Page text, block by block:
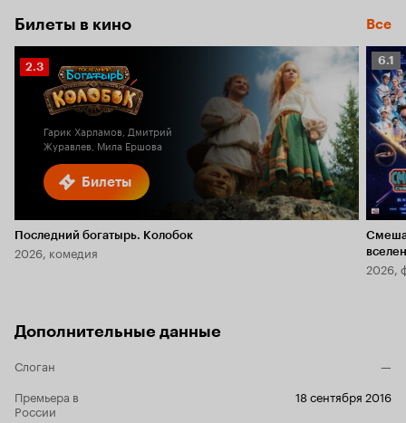
Билеты в кино Все
Билеты
Рейтинг
Кинопоиска
2.3
Гарик Харламов, Дмитрий
Журавлев, Мила Ершова
Последний богатырь. Колобок
2026, комедия
6.1
6.1
2026,
Дополнительные данные
Слоган
—
Премьера в
России
18 сентября 2016